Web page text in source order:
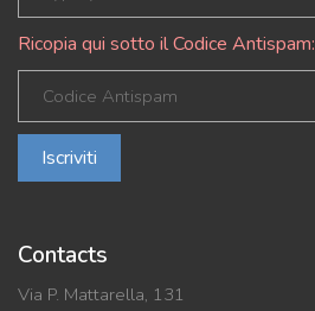
Ricopia qui sotto il Codice Antispam:
Iscriviti
Contacts
Via P. Mattarella, 131